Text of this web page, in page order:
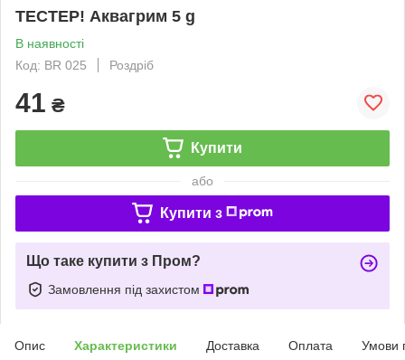
ТЕСТЕР! Аквагрим 5 g
В наявності
Код: BR 025
Роздріб
41 ₴
Купити
або
Купити з
Що таке купити з Пром?
Замовлення під захистом
Опис Характеристики Доставка Оплата Умови